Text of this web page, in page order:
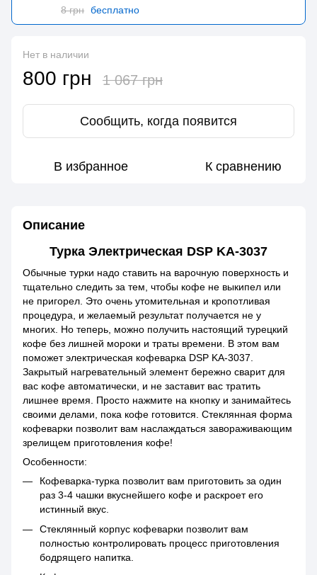
8 грн бесплатно
Нет в наличии
800 грн 1 067 грн
Сообщить, когда появится
В избранное К сравнению
Описание
Турка Электрическая DSP KA-3037
Обычные турки надо ставить на варочную поверхность и
тщательно следить за тем, чтобы кофе не выкипел или
не пригорел. Это очень утомительная и кропотливая
процедура, и желаемый результат получается не у
многих. Но теперь, можно получить настоящий турецкий
кофе без лишней мороки и траты времени. В этом вам
поможет электрическая кофеварка DSP KA-3037.
Закрытый нагревательный элемент бережно сварит для
вас кофе автоматически, и не заставит вас тратить
лишнее время. Просто нажмите на кнопку и занимайтесь
своими делами, пока кофе готовится. Стеклянная форма
кофеварки позволит вам наслаждаться завораживающим
зрелищем приготовления кофе!
Особенности:
Кофеварка-турка позволит вам приготовить за один
раз 3-4 чашки вкуснейшего кофе и раскроет его
истинный вкус.
Стеклянный корпус кофеварки позволит вам
полностью контролировать процесс приготовления
бодрящего напитка.